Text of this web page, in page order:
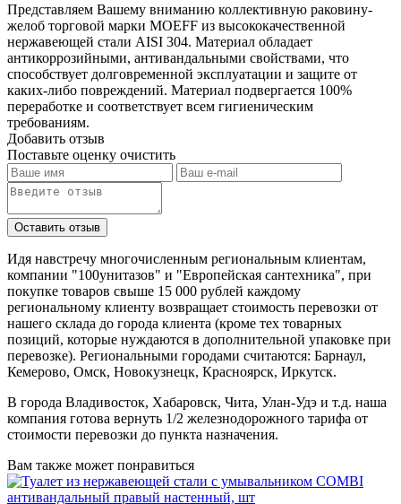
Представляем Вашему вниманию коллективную раковину-
желоб торговой марки MOEFF из высококачественной
нержавеющей стали AISI 304. Материал обладает
антикоррозийными, антивандальными свойствами, что
способствует долговременной эксплуатации и защите от
каких-либо повреждений. Материал подвергается 100%
переработке и соответствует всем гигиеническим
требованиям.
Добавить отзыв
Поставьте оценку очистить
Идя навстречу многочисленным региональным клиентам,
компании "100унитазов" и "Европейская сантехника", при
покупке товаров свыше 15 000 рублей каждому
региональному клиенту возвращает стоимость перевозки от
нашего склада до города клиента (кроме тех товарных
позиций, которые нуждаются в дополнительной упаковке при
перевозке). Региональными городами считаются: Барнаул,
Кемерово, Омск, Новокузнецк, Красноярск, Иркутск.
В города Владивосток, Хабаровск, Чита, Улан-Удэ и т.д. наша
компания готова вернуть 1/2 железнодорожного тарифа от
стоимости перевозки до пункта назначения.
Вам также может понравиться